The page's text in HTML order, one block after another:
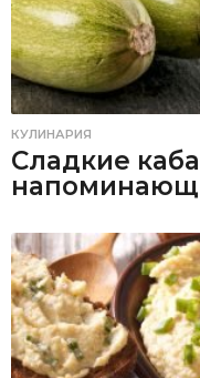
КУЛИНАРИЯ
Сладкие